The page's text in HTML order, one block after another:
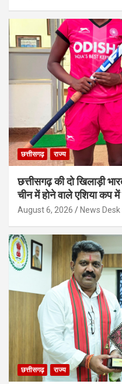
छत्तीसगढ़ राज्य
छत्तीसगढ़ की दो खिलाड़ी
चीन में होने वाले एशिया कप में
August 6, 2026 News Desk
छत्तीसगढ़ राज्य